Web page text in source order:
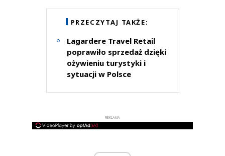
PRZECZYTAJ TAKŻE:
Lagardere Travel Retail
poprawiło sprzedaż dzięki
ożywieniu turystyki i
sytuacji w Polsce
REKLAMA